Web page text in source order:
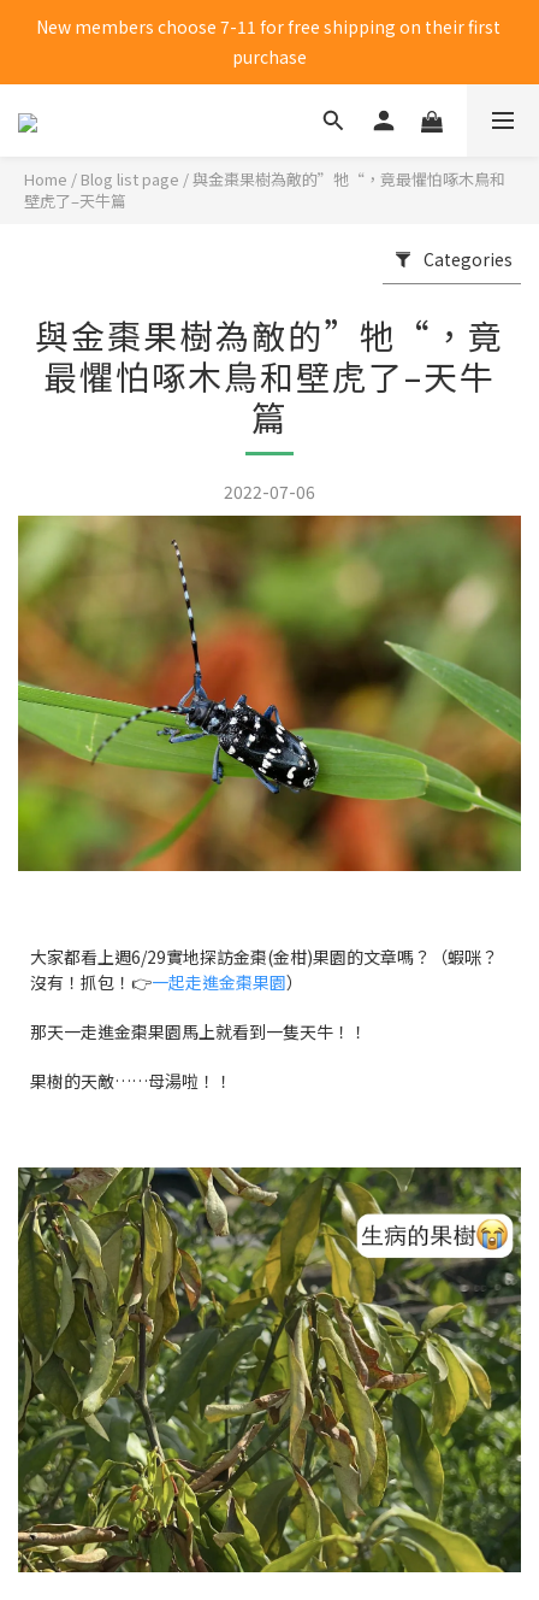
New members choose 7-11 for free shipping on their first
purchase
New members choose 7-11 for free shipping on their first
purchase
Click me to receive 50 yuan shopping credit
New members choose 7-11 for free shipping on their first
Home / Blog list page /與金棗果樹為敵的”牠“，竟最懼怕啄木鳥和
壁虎了–天牛篇
Categories
與金棗果樹為敵的”牠“，竟
最懼怕啄木鳥和壁虎了–天牛
篇
2022-07-06
大家都看上週6/29實地探訪金棗(金柑)果園的文章嗎？（蝦咪？
沒有！抓包！👉一起走進金棗果園）
那天一走進金棗果園馬上就看到一隻天牛！！
果樹的天敵……母湯啦！！